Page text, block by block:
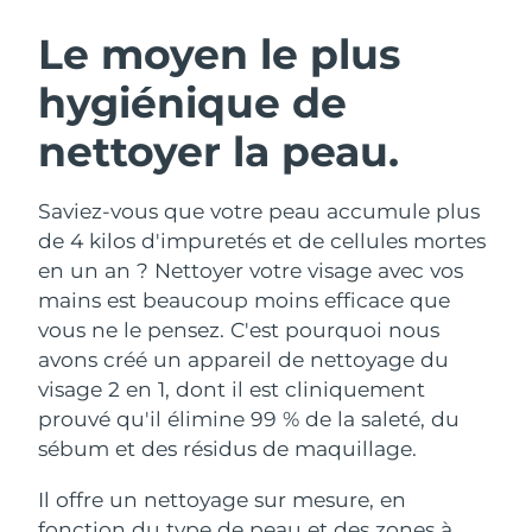
Le moyen le plus
hygiénique de
nettoyer la peau.
Saviez-vous que votre peau accumule plus
de 4 kilos d'impuretés et de cellules mortes
en un an ? Nettoyer votre visage avec vos
mains est beaucoup moins efficace que
vous ne le pensez. C'est pourquoi nous
avons créé un appareil de nettoyage du
visage 2 en 1, dont il est cliniquement
prouvé qu'il élimine 99 % de la saleté, du
sébum et des résidus de maquillage.
Il offre un nettoyage sur mesure, en
Nettoyage du visage
Anti-aging massage
LUNA™ 4 Plus
Massage, LED heating
LUNA™ 4 Men
For men, anti-aging massage
Lifting
Microcurrent toning
BEAR™ 2 go
Microcurrent toning on-the-go
BEAR™ 2 eyes & lips
Microcurrent line smoothing device
Hydratation
UFO™ 3 coffret
Deep facial hydration
UFO™ 3 LED
Near-infrared and red light therapy
device
Soin bucco-dentaire
issa™ 4
Hybrid silicone sonic toothbrush
issa™ 4 plus
FAQ™ TRAITEMENT ANTI-ÂGE
Anti-âge Traitements LED
NEW
Autriche Livraison estimée
Bahreïn Livraison estimée
Belgique Livraison estimée
Bermudes Livraison estimée 8/15/26
Bosnie-Herzégovine Livraison estimée
Livraison estimée
Bulgarie Livraison estimée8/9/26
Canada Livraison estimée8/13/26